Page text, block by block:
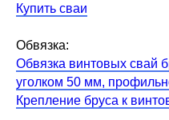
Купить сваи
Обвязка:
Обвязка винтовых свай
уголком 50 мм,
Крепление бруса к